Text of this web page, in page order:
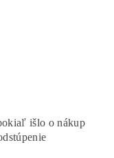
išlo o nákup